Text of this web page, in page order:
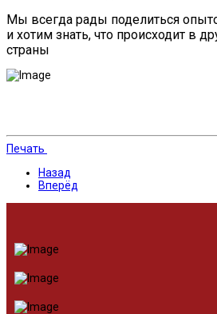
Мы всегда рады поделиться
и хотим знать, что происходит в
страны
Печать
Назад
Вперёд